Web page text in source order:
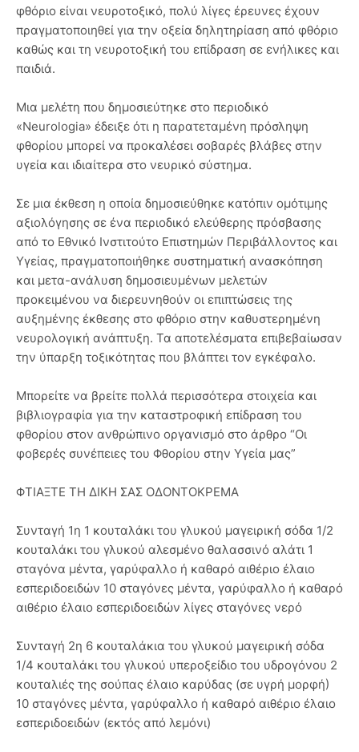
φθόριο είναι νευροτοξικό, πολύ λίγες έρευνες έχουν
πραγματοποιηθεί για την οξεία δηλητηρίαση από φθόριο
καθώς και τη νευροτοξική του επίδραση σε ενήλικες και
παιδιά.
Μια μελέτη που δημοσιεύτηκε στο περιοδικό
«Neurologia» έδειξε ότι η παρατεταμένη πρόσληψη
φθορίου μπορεί να προκαλέσει σοβαρές βλάβες στην
υγεία και ιδιαίτερα στο νευρικό σύστημα.
Σε μια έκθεση η οποία δημοσιεύθηκε κατόπιν ομότιμης
αξιολόγησης σε ένα περιοδικό ελεύθερης πρόσβασης
από το Εθνικό Ινστιτούτο Επιστημών Περιβάλλοντος και
Υγείας, πραγματοποιήθηκε συστηματική ανασκόπηση
και μετα-ανάλυση δημοσιευμένων μελετών
προκειμένου να διερευνηθούν οι επιπτώσεις της
αυξημένης έκθεσης στο φθόριο στην καθυστερημένη
νευρολογική ανάπτυξη. Τα αποτελέσματα επιβεβαίωσαν
την ύπαρξη τοξικότητας που βλάπτει τον εγκέφαλο.
Μπορείτε να βρείτε πολλά περισσότερα στοιχεία και
βιβλιογραφία για την καταστροφική επίδραση του
φθορίου στον ανθρώπινο οργανισμό στο άρθρο “Οι
φοβερές συνέπειες του Φθορίου στην Υγεία μας”
ΦΤΙΑΞΤΕ ΤΗ ΔΙΚΗ ΣΑΣ ΟΔΟΝΤΟΚΡΕΜΑ
Συνταγή 1η 1 κουταλάκι του γλυκού μαγειρική σόδα 1/2
κουταλάκι του γλυκού αλεσμένο θαλασσινό αλάτι 1
σταγόνα μέντα, γαρύφαλλο ή καθαρό αιθέριο έλαιο
εσπεριδοειδών 10 σταγόνες μέντα, γαρύφαλλο ή καθαρό
αιθέριο έλαιο εσπεριδοειδών λίγες σταγόνες νερό
Συνταγή 2η 6 κουταλάκια του γλυκού μαγειρική σόδα
1/4 κουταλάκι του γλυκού υπεροξείδιο του υδρογόνου 2
κουταλιές της σούπας έλαιο καρύδας (σε υγρή μορφή)
10 σταγόνες μέντα, γαρύφαλλο ή καθαρό αιθέριο έλαιο
εσπεριδοειδών (εκτός από λεμόνι)